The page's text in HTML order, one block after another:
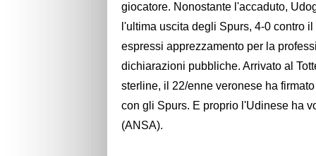
giocatore. Nonostante l'accaduto,
l'ultima uscita degli Spurs, 4-0 contro
espressi apprezzamento per la
dichiarazioni pubbliche. Arrivato al
sterline, il 22/enne veronese ha
con gli Spurs. E proprio l'Udinese ha
(ANSA).